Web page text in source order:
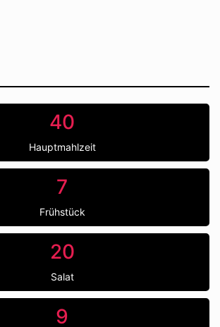
40
Hauptmahlzeit
7
Frühstück
20
Salat
9